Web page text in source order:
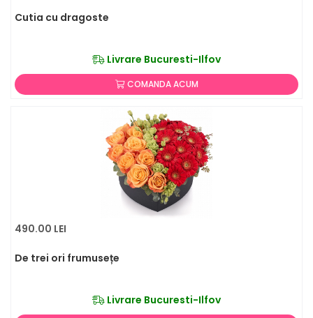
Cutia cu dragoste
Livrare Bucuresti-Ilfov
COMANDA ACUM
490.00 LEI
De trei ori frumusețe
Livrare Bucuresti-Ilfov